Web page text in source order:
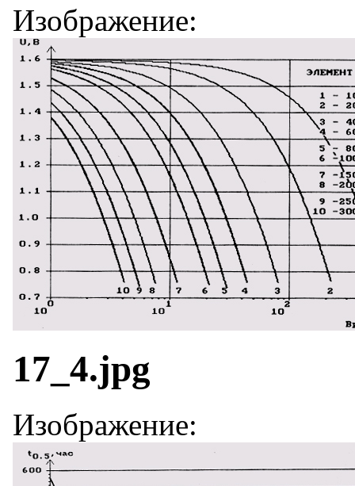
Изображение:
17_4.jpg
Изображение: